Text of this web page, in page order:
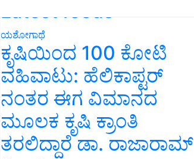
Latest feeds
ಯಶೋಗಾಥೆ
ಕೃಷಿಯಿಂದ 100 ಕೋಟಿ
ವಹಿವಾಟು: ಹೆಲಿಕಾಪ್ಟರ್
ನಂತರ ಈಗ ವಿಮಾನದ
ಮೂಲಕ ಕೃಷಿ ಕ್ರಾಂತಿ
ತರಲಿದ್ದಾರೆ ಡಾ. ರಾಜಾರಾಮ್